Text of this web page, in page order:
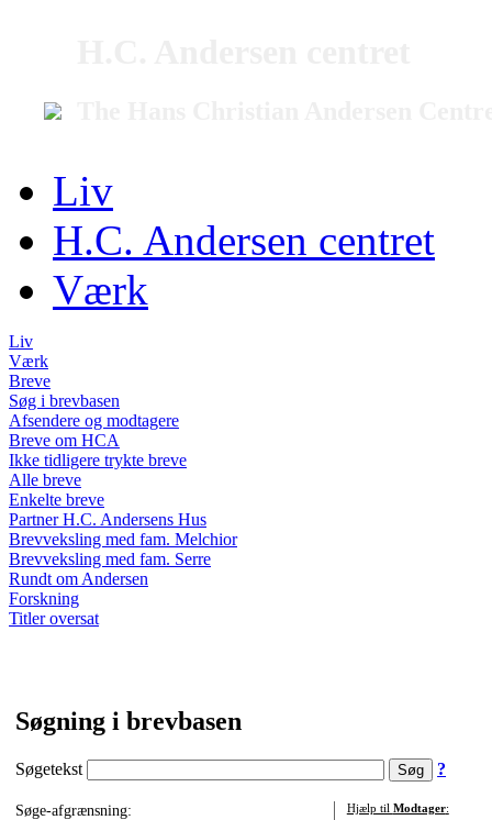
Liv
H.C. Andersen centret
Værk
Liv
Værk
Breve
Søg i brevbasen
Afsendere og modtagere
Breve om HCA
Ikke tidligere trykte breve
Alle breve
Enkelte breve
Partner H.C. Andersens Hus
Brevveksling med fam. Melchior
Brevveksling med fam. Serre
Rundt om Andersen
Forskning
Titler oversat
Søgning i brevbasen
Søgetekst ?
Søge-afgrænsning:
Hjælp til Modtager: